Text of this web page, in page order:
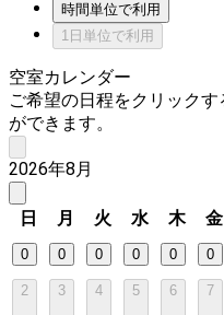
時間単位で利用
1日単位で利用
空室カレンダー
ご希望の日程をクリック
ができます。
2026年8月
日 月 火 水 木 金
0 0 0 0 0 0
2 3 4 5 6 7